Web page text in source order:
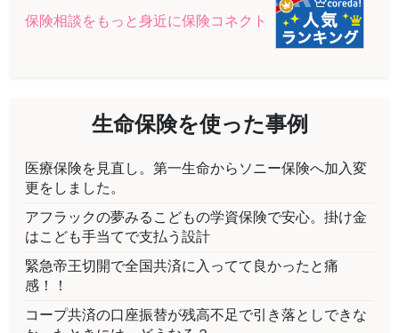
保険相談をもっと身近に保険コネクト
生命保険を使った事例
医療保険を見直し。第一生命からソニー保険へ加入変
更をしました。
アフラックの夢みるこどもの学資保険で安心。掛け金
はこども手当てで支払う設計
緊急帝王切開で全国共済に入ってて良かったと痛
感！！
コープ共済の口座振替が残高不足で引き落としできな